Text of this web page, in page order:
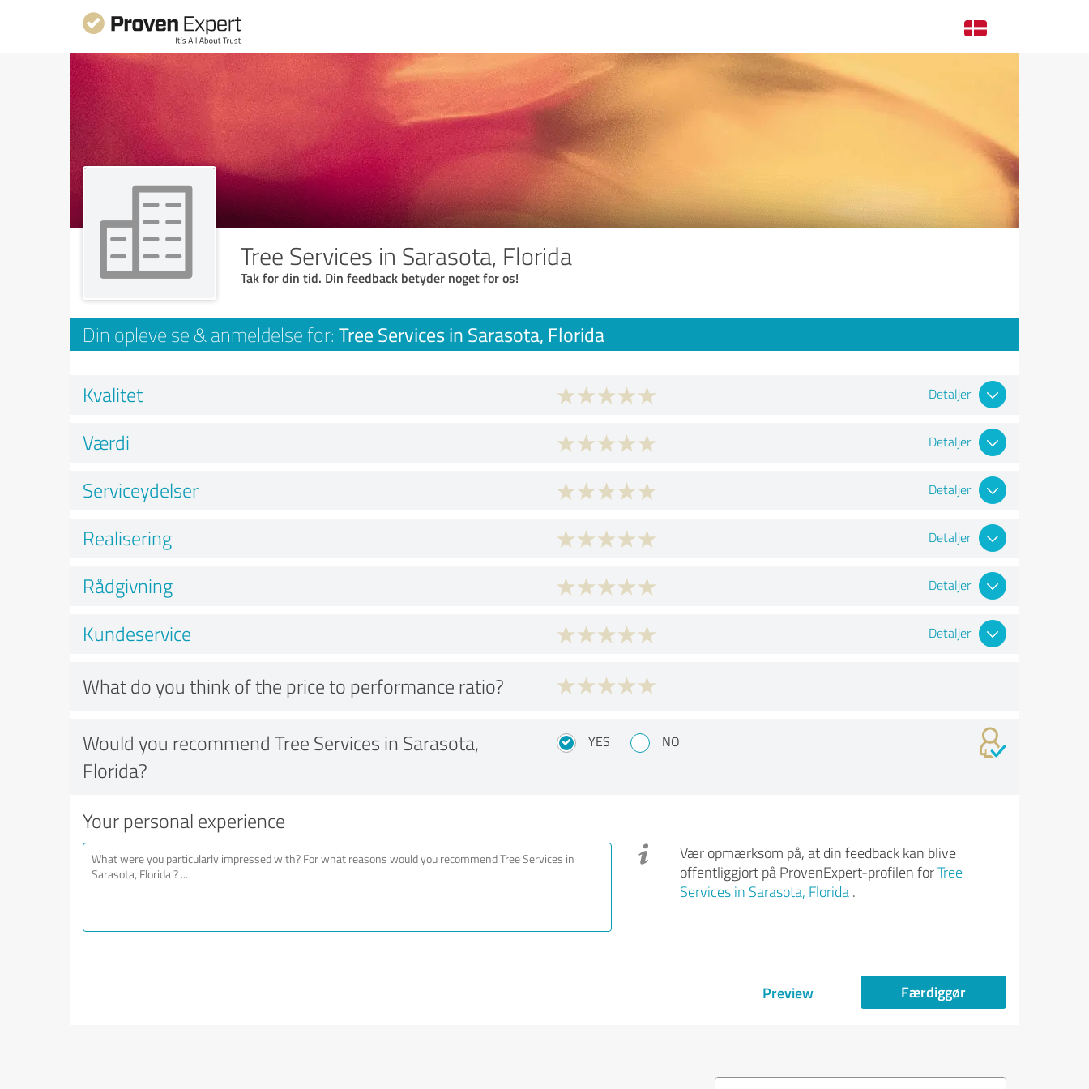
Tree Services in Sarasota, Florida
Tak for din tid. Din feedback betyder noget for os!
Din oplevelse & anmeldelse for: Tree Services in Sarasota, Florida
Kvalitet Detaljer
Værdi Detaljer
Serviceydelser Detaljer
Realisering Detaljer
Rådgivning Detaljer
Kundeservice Detaljer
What do you think of the price to performance ratio?
Would you recommend Tree Services in Sarasota,
Florida?
YES NO
Your personal experience
Vær opmærksom på, at din feedback kan blive
offentliggjort på ProvenExpert-profilen forTree
Services in Sarasota, Florida.
Preview Færdiggør